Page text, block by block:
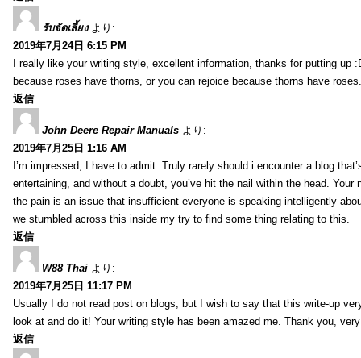
รับจัดเลี้ยง より:
2019年7月24日 6:15 PM
I really like your writing style, excellent information, thanks for putting up
because roses have thorns, or you can rejoice because thorns have
返信
John Deere Repair Manuals より:
2019年7月25日 1:16 AM
I’m impressed, I have to admit. Truly rarely should i encounter a blog
entertaining, and without a doubt, you’ve hit the nail within the head. Your
the pain is an issue that insufficient everyone is speaking intelligently
we stumbled across this inside my try to find some thing relating to this.
返信
W88 Thai より:
2019年7月25日 11:17 PM
Usually I do not read post on blogs, but I wish to say that this write-up
look at and do it! Your writing style has been amazed me. Thank you,
返信